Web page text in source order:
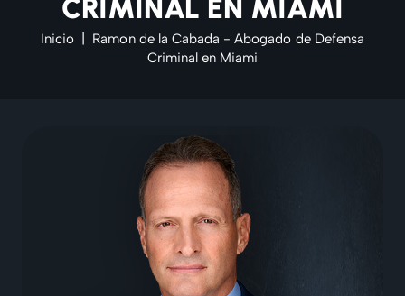
CRIMINAL EN MIAMI
Inicio
Ramon de la Cabada - Abogado de Defensa
Criminal en Miami